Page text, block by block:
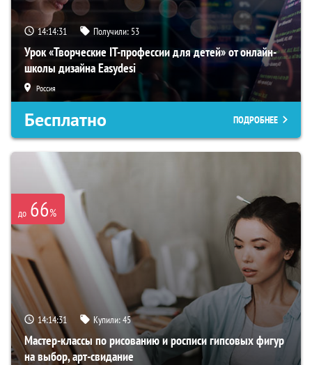
14:14:30 Получили: 53
Урок «Творческие IT-профессии для детей» от онлайн-
школы дизайна Easydesi
Россия
Бесплатно ПОДРОБНЕЕ
до 66%
14:14:30 Купили:45
Мастер-классы по рисованию и росписи гипсовых фигур
на выбор, арт-свидание